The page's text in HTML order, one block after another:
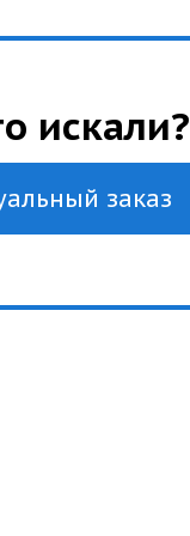
искали?